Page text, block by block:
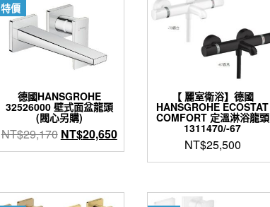
特價
德國HANSGROHE
32526000 壁式面盆龍頭
(閥心另購)
NT$29,170 原
始
NT$29,170。
NT$20,650目
前
NT$20,650。
【 麗室衛浴】德國
HANSGROHE ECOSTAT
COMFORT 定溫淋浴龍頭
1311470/-67
NT$25,500